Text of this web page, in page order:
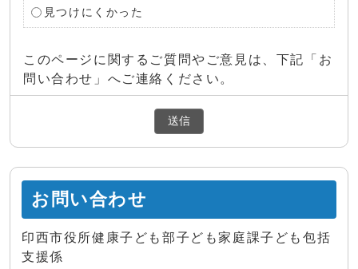
見つけにくかった
このページに関するご質問やご意見は、下記「お
問い合わせ」へご連絡ください。
お問い合わせ
印西市役所健康子ども部子ども家庭課子ども包括
支援係